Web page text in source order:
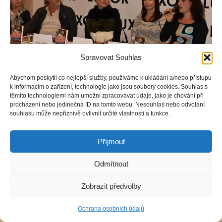
Spravovat Souhlas
Abychom poskytli co nejlepší služby, používáme k ukládání a/nebo přístupu
k informacím o zařízení, technologie jako jsou soubory cookies. Souhlas s
těmito technologiemi nám umožní zpracovávat údaje, jako je chování při
procházení nebo jedinečná ID na tomto webu. Nesouhlas nebo odvolání
souhlasu může nepříznivě ovlivnit určité vlastnosti a funkce.
Příjmout
Odmítnout
Zobrazit předvolby
Ochrana osobních údajů
Copyright © Weiron Dynamics, s.r.o. |
SEO